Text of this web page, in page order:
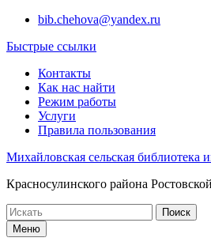
Перейти
содержимому
bib.chehova@yandex.ru
Быстрые ссылки
Контакты
Как нас найти
Режим работы
Услуги
Правила пользования
Михайловская сельская библиотека
Красносулинского района
Поиск
по:Меню